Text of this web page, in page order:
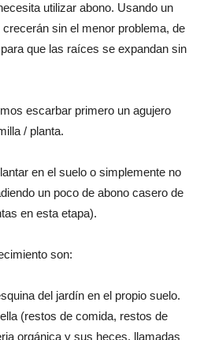
utilizar abono. Usando un
sin el menor problema, de
que las raíces se expandan sin
escarbar primero un agujero
/ planta.
en el suelo o simplemente no
un poco de abono casero de
en esta etapa).
son:
del jardín en el propio suelo.
(restos de comida, restos de
orgánica y sus heces, llamadas